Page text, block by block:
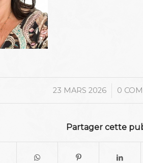
23 MARS 2026
/ 0
Partager cette